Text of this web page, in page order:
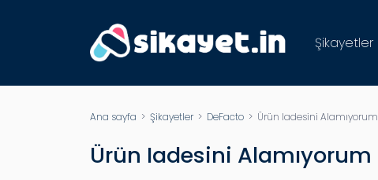
Şikayetler
Ana sayfa > Şikayetler> DeFacto > Ürün Iadesini Alamıyorum
Ürün Iadesini Alamıyorum